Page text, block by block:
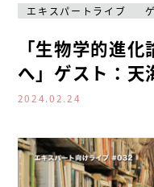
エキスパートライブ
「生物学的進
へ」ゲスト：天
2024.02.24